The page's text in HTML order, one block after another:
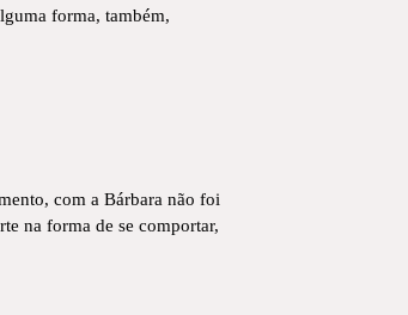
forma, também,
com a Bárbara não foi
na forma de se comportar,